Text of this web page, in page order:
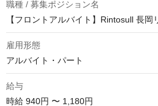
職種 / 募集ポジション名
【フロントアルバイト】Rintosull 長岡
雇用形態
アルバイト・パート
給与
時給 940円 〜 1,180円